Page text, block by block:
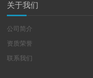
关于我们
公司简介
资质荣誉
联系我们